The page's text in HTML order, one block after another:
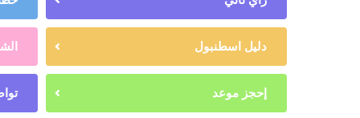
دليل اسطنبول
إحجز موعد